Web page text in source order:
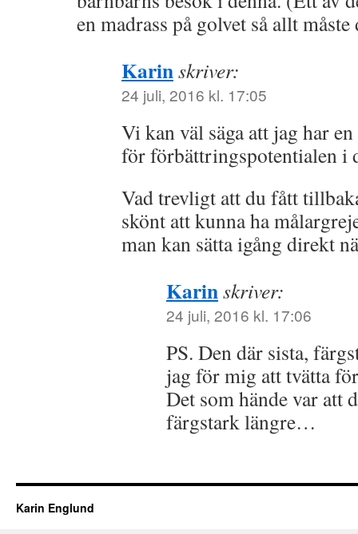
en madrass på golvet så allt
Karinskriver:
24 juli, 2016 kl. 17:05
Vi kan väl säga att jag har
för förbättringspotentialen i
Vad trevligt att du fått
skönt att kunna ha
man kan sätta igång direkt
Karinskriver:
24 juli, 2016 kl. 17:06
PS. Den där sista,
jag för mig att tvätta
Det som hände var att
färgstark längre…
Karin Englund